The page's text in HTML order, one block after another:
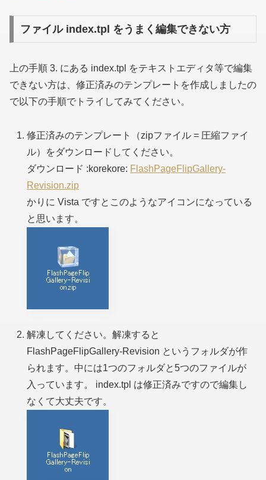
ファイル index.tpl をうまく編集できない方
上の手順 3. にある index.tpl をテキストエディタ等で編集
できない方は、修正済みのテンプレートを作成しましたの
で以下の手順でトライしてみてください。
修正済みのテンプレート
（zipファイル = 圧縮ファイ
ル）
をダウンロードしてください。
ダウンロード :korekore: FlashPageFlipGallery-
Revision.zip
かりに Vista ですとこのようなアイコンになっている
と思います。
解凍してください。解凍すると
FlashPageFlipGallery-Revision というフォルダが作
られます。中には1つのフォルダと5つのファイルが
入っています。 index.tpl は修正済みですので編集し
なくて大丈夫です。